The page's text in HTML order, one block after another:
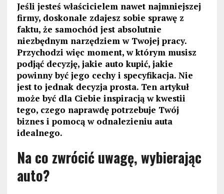
Jeśli jesteś właścicielem nawet najmniejszej
firmy, doskonale zdajesz sobie sprawę z
faktu, że samochód jest absolutnie
niezbędnym narzędziem w Twojej pracy.
Przychodzi więc moment, w którym musisz
podjąć decyzję, jakie auto kupić, jakie
powinny być jego cechy i specyfikacja. Nie
jest to jednak decyzja prosta. Ten artykuł
może być dla Ciebie inspiracją w kwestii
tego, czego naprawdę potrzebuje Twój
biznes i pomocą w odnalezieniu auta
idealnego.
Na co zwrócić uwagę, wybierając
auto?